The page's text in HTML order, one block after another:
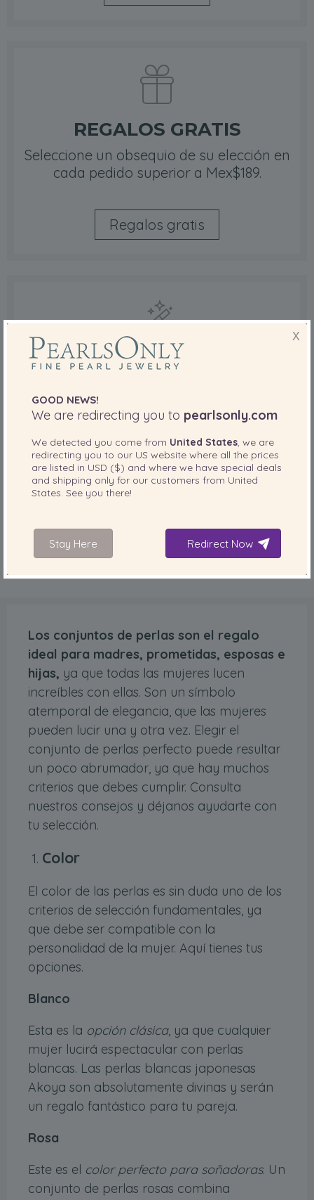
REGALOS GRATIS
Seleccione un obsequio de su elección en
cada pedido superior a Mex$189.
Regalos gratis
MAGO PERLA
asesoramiento instantáneo.
Comience aquí
Conjunto de perlas Consejos de
compra
Los conjuntos de perlas son el regalo
ideal para madres, prometidas, esposas e
hijas, ya que todas las mujeres lucen
increíbles con ellas. Son un símbolo
atemporal de elegancia, que las mujeres
pueden lucir una y otra vez. Elegir el
conjunto de perlas perfecto puede resultar
un poco abrumador, ya que hay muchos
criterios que debes cumplir. Consulta
nuestros consejos y déjanos ayudarte con
tu selección.
Color
El color de las perlas es sin duda uno de los
criterios de selección fundamentales, ya
que debe ser compatible con la
personalidad de la mujer. Aquí tienes tus
opciones.
Blanco
Esta es la opción clásica, ya que cualquier
mujer lucirá espectacular con perlas
blancas. Las perlas blancas japonesas
Akoya son absolutamente divinas y serán
un regalo fantástico para tu pareja.
Rosa
Este es el color perfecto para soñadoras. Un
conjunto de perlas rosas combina
X
GOOD NEWS!
We are redirecting you to pearlsonly.com
We detected you come from United States , we are
redirecting you to our US website where all the prices
are listed in USD ($) and where we have special deals
and shipping only for our customers from United
States . See you there!
Stay Here Redirect Now